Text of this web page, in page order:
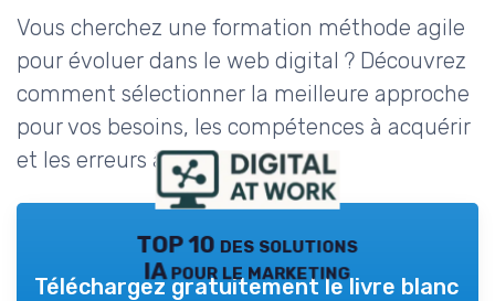
Vous cherchez une formation méthode agile
pour évoluer dans le web digital ? Découvrez
comment sélectionner la meilleure approche
pour vos besoins, les compétences à acquérir
et les erreurs à éviter.
TOP 10 des solutions
IA pour le marketing
Téléchargez gratuitement le livre blanc